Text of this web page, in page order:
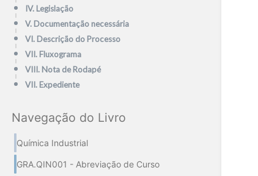
IV. Legislação
V. Documentação necessária
VI. Descrição do Processo
VII. Fluxograma
VIII. Nota de Rodapé
VII. Expediente
Navegação do Livro
Química Industrial
GRA.QIN001 - Abreviação de Curso